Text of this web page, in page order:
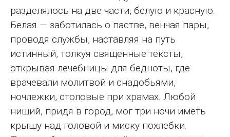
разделялось на две части, белую и красную.
Белая — заботилась о пастве, венчая пары,
проводя службы, наставляя на путь
истинный, толкуя священные тексты,
открывая лечебницы для бедноты, где
врачевали молитвой и снадобьями,
ночлежки, столовые при храмах. Любой
нищий, придя в город, мог три ночи иметь
крышу над головой и миску похлебки.